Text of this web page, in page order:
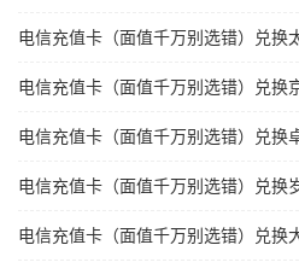
电信充值卡（面值千万别选错）兑换
电信充值卡（面值千万别选错）兑换
电信充值卡（面值千万别选错）兑换
电信充值卡（面值千万别选错）兑换
电信充值卡（面值千万别选错）兑换